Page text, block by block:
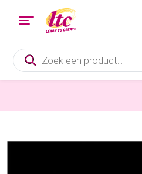
Producten
zoeken